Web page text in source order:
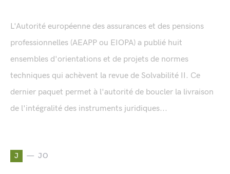
L'Autorité européenne des assurances et des pensions
professionnelles (AEAPP ou EIOPA) a publié huit
ensembles d'orientations et de projets de normes
techniques qui achèvent la revue de Solvabilité II. Ce
dernier paquet permet à l'autorité de boucler la livraison
de l'intégralité des instruments juridiques...
J JO